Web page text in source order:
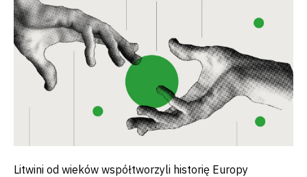
Litwini od wieków współtworzyli historię Europy